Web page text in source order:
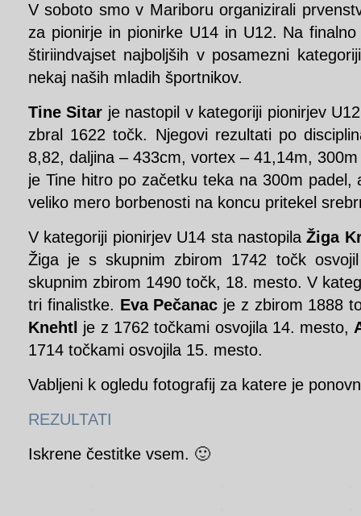
V soboto smo v Mariboru organizirali
za pionirje in pionirke U14 in U12. Na
štiriindvajset najboljših v posamezni
nekaj naših mladih športnikov.
Tine Sitar je nastopil v kategoriji pionirjev
zbral 1622 točk. Njegovi rezultati po
8,82, daljina – 433cm, vortex – 41,14m,
je Tine hitro po začetku teka na 300m
veliko mero borbenosti na koncu pritekel
V kategoriji pionirjev U14 sta nastopilaŽiga
Žiga je s skupnim zbirom 1742 točk
skupnim zbirom 1490 točk, 18. mesto. V
tri finalistke. Eva Pečanac je z zbirom 1888
Knehtl je z 1762 točkami osvojila 14. mesto,
1714 točkami osvojila 15. mesto.
Vabljeni k ogledu fotografij za katere je
REZULTATI
Iskrene čestitke vsem. 🙂